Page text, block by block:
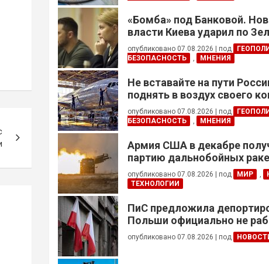
«Бомба» под Банковой.
власти Киева ударил по
опубликовано 07.08.2026 под
БЕЗОПАСНОСТЬ
, МНЕНИЯ
Не вставайте на пути
поднять в воздух своего
опубликовано 07.08.2026 под
БЕЗОПАСНОСТЬ
, МНЕНИЯ
Армия США в декабре
партию дальнобойных
примененных против Ирана
опубликовано 07.08.2026 под МИР ,
ТЕХНОЛОГИИ
ПиС предложила
Польши официально не
украинцев призывного
опубликовано 07.08.2026 под